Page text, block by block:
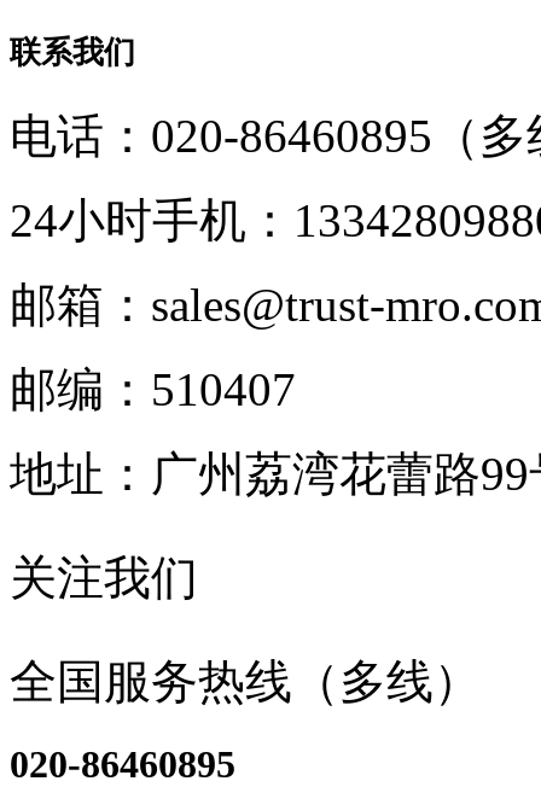
联系我们
电话：020-86460895（
24小时手机：
邮箱：sales@trust-
邮编：510407
地址：广州荔湾花蕾路
关注我们
全国服务热线（多线）
020-86460895